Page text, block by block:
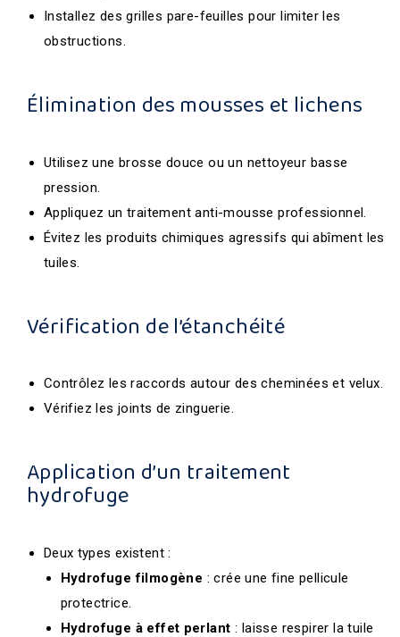
Installez des grilles pare-feuilles pour limiter les
obstructions.
Élimination des mousses et lichens
Utilisez une brosse douce ou un nettoyeur basse
pression.
Appliquez un traitement anti-mousse professionnel.
Évitez les produits chimiques agressifs qui abîment les
tuiles.
Vérification de l’étanchéité
Contrôlez les raccords autour des cheminées et velux.
Vérifiez les joints de zinguerie.
Application d’un traitement
hydrofuge
Deux types existent :
Hydrofuge filmogène : crée une fine pellicule
protectrice.
Hydrofuge à effet perlant : laisse respirer la tuile